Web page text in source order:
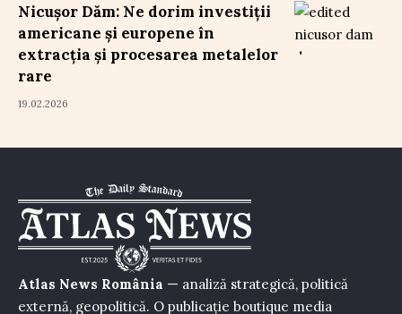
Nicușor Dăm: Ne dorim investiții
americane și europene în
extracția și procesarea metalelor
rare
19.02.2026
Atlas News România — analiză strategică, politică
externă, geopolitică. O publicație boutique media